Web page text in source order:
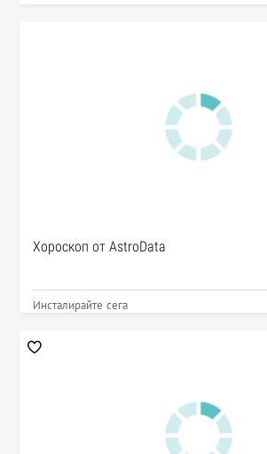
Хороскоп от AstroData
Инсталирайте сега